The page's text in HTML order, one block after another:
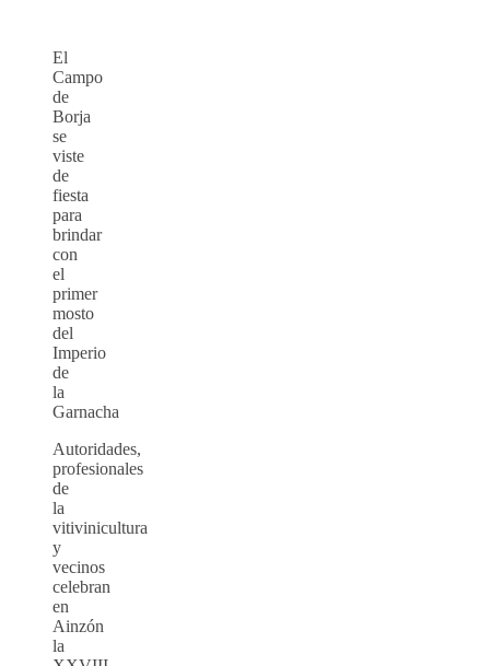
El
Campo
de
Borja
se
viste
de
fiesta
para
brindar
con
el
primer
mosto
del
Imperio
de
la
Garnacha
Autoridades,
profesionales
de
la
vitivinicultura
y
vecinos
celebran
en
Ainzón
la